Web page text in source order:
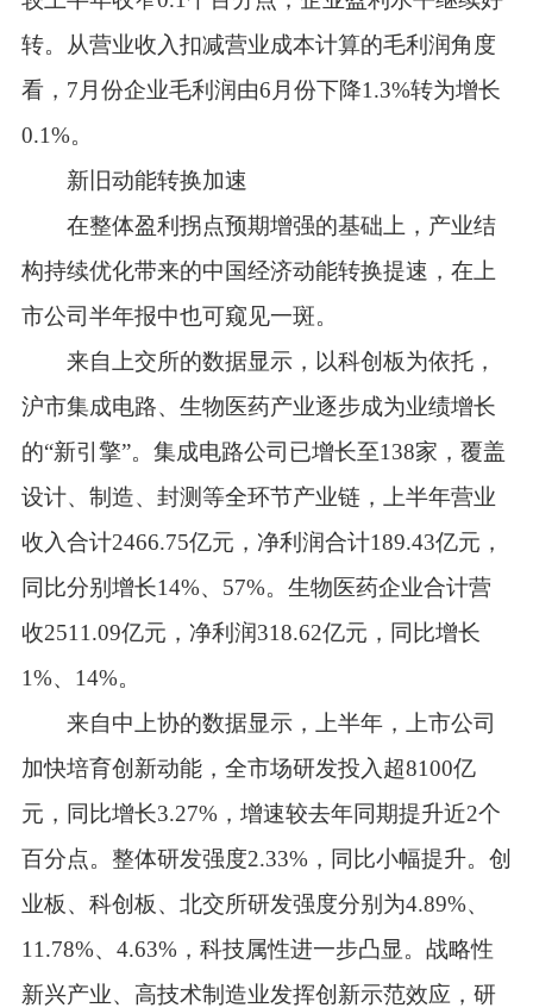
转。从营业收入扣减营业成本计算的毛利润角度
看，7月份企业毛利润由6月份下降1.3%转为增长
0.1%。
新旧动能转换加速
在整体盈利拐点预期增强的基础上，产业结
构持续优化带来的中国经济动能转换提速，在上
市公司半年报中也可窥见一斑。
来自上交所的数据显示，以科创板为依托，
沪市集成电路、生物医药产业逐步成为业绩增长
的“新引擎”。集成电路公司已增长至138家，覆盖
设计、制造、封测等全环节产业链，上半年营业
收入合计2466.75亿元，净利润合计189.43亿元，
同比分别增长14%、57%。生物医药企业合计营
收2511.09亿元，净利润318.62亿元，同比增长
1%、14%。
来自中上协的数据显示，上半年，上市公司
加快培育创新动能，全市场研发投入超8100亿
元，同比增长3.27%，增速较去年同期提升近2个
百分点。整体研发强度2.33%，同比小幅提升。创
业板、科创板、北交所研发强度分别为4.89%、
11.78%、4.63%，科技属性进一步凸显。战略性
新兴产业、高技术制造业发挥创新示范效应，研